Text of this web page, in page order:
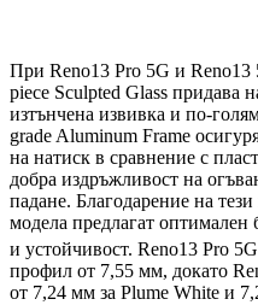
При Reno13 Pro 5G и Reno13
piece Sculpted Glass придава
изтънчена извивка и по-
grade Aluminum Frame
на натиск в сравнение с
добра издръжливост на
падане. Благодарение на
модела предлагат оптимален
и устойчивост. Reno13 Pro
профил от 7,55 мм, докато
от 7,24 мм за Plume White и